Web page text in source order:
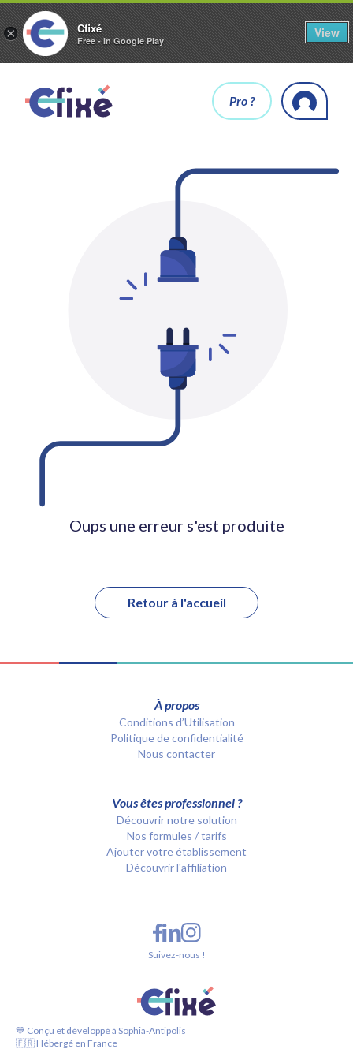
× Cfixé
Free - In Google Play
View
Pro ?
Oups une erreur s'est produite
Retour à l'accueil
À propos
Conditions d’Utilisation
Politique de confidentialité
Nous contacter
Vous êtes professionnel ?
Découvrir notre solution
Nos formules / tarifs
Ajouter votre établissement
Découvrir l'affiliation
💙 Conçu et développé à Sophia-Antipolis
🇫🇷 Hébergé en France
Suivez-nous !